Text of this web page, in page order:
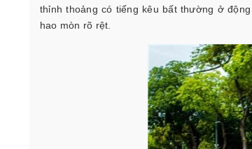
thỉnh thoảng có tiếng kêu bất thường ở
hao mòn rõ rệt.